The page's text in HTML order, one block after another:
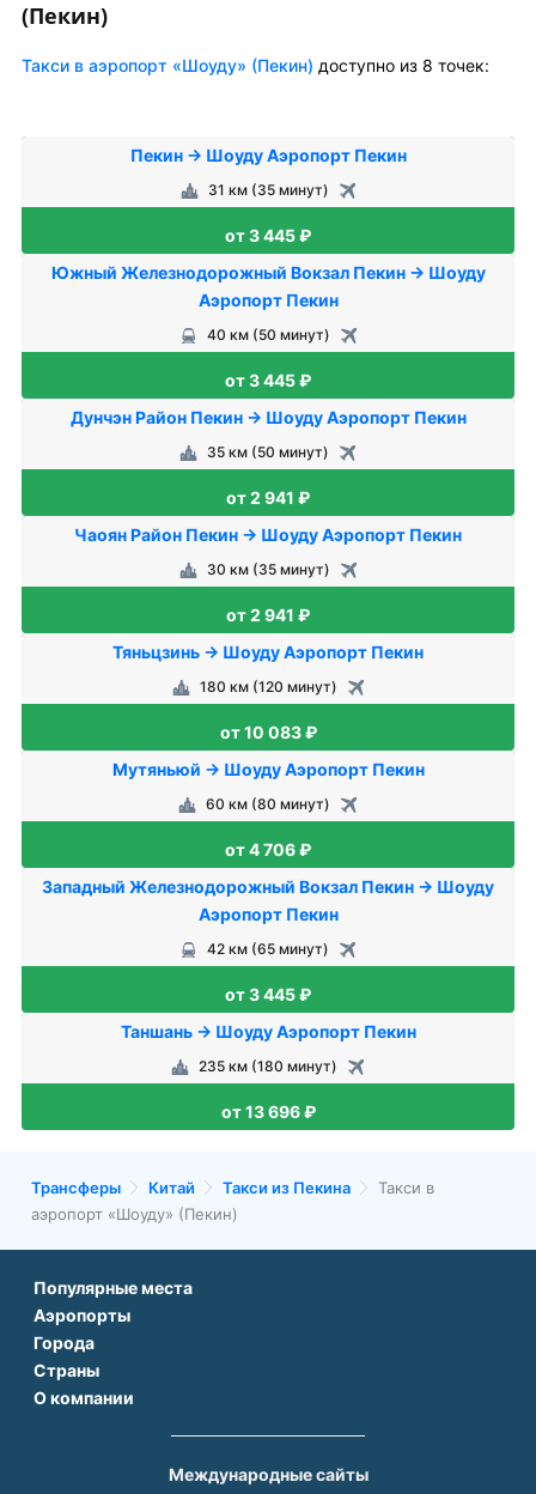
(Пекин)
Такси в аэропорт «Шоуду» (Пекин) доступно из 8 точек:
Пекин → Шоуду Аэропорт Пекин
31 км (35 минут)
от 3 445 ₽
Южный Железнодорожный Вокзал Пекин → Шоуду
Аэропорт Пекин
40 км (50 минут)
от 3 445 ₽
Дунчэн Район Пекин → Шоуду Аэропорт Пекин
35 км (50 минут)
от 2 941 ₽
Чаоян Район Пекин → Шоуду Аэропорт Пекин
30 км (35 минут)
от 2 941 ₽
Тяньцзинь → Шоуду Аэропорт Пекин
180 км (120 минут)
от 10 083 ₽
Мутяньюй → Шоуду Аэропорт Пекин
60 км (80 минут)
от 4 706 ₽
Западный Железнодорожный Вокзал Пекин → Шоуду
Аэропорт Пекин
42 км (65 минут)
от 3 445 ₽
Таншань → Шоуду Аэропорт Пекин
235 км (180 минут)
от 13 696 ₽
Трансферы Китай Такси из Пекина
Такси в
аэропорт «Шоуду» (Пекин)
Популярные места
Аэропорт Подгорицы
Аэропорт Белграда
Аэропорт Дубая
Аэропорты
Аэропорт Антальи
Аэропорт Тбилиси
Аэропорт Барселоны
Города
Трансфер в Париже
Трансфер в Дубае
Трансфер в Риме
Трансфер в Белеке
Страны
Трансфер во Франции
Трансфер в Турции
Трансфер в Грузии
О компании
Международные сайты